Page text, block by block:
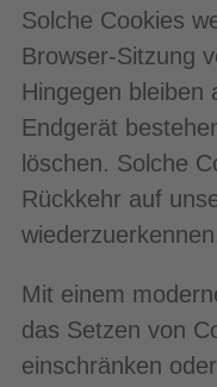
Solche Cookies
Browser-Sitzung
Hingegen bleiben
Endgerät
löschen. Solche
Rückkehr auf
Mit einem
das Setzen von
einschränken